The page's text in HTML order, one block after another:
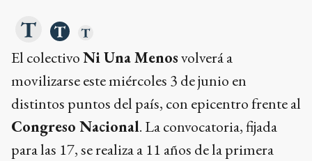
El colectivoNi Una Menosvolverá a
movilizarse este miércoles 3 de junio en
distintos puntos del país, con epicentro frente al
Congreso Nacional. La convocatoria, fijada
para las 17, se realiza a 11 años de la primera